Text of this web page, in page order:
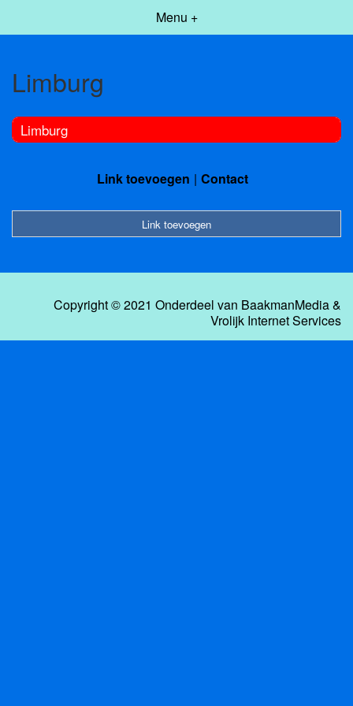
Menu +
Limburg
Limburg
Link toevoegen Contact
Link toevoegen
Copyright © 2021 Onderdeel van BaakmanMedia&
Vrolijk Internet Services